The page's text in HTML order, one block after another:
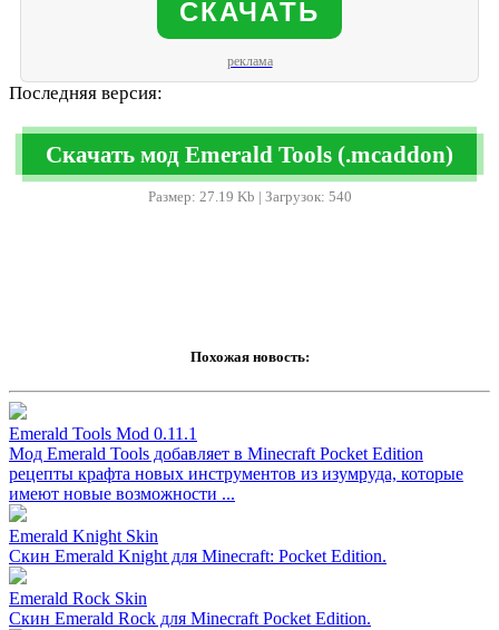
СКАЧАТЬ
реклама
Последняя версия:
Скачать мод Emerald Tools (.mcaddon)
Размер: 27.19 Kb | Загрузок: 540
Похожая новость:
Emerald Tools Mod 0.11.1
Мод Emerald Tools добавляет в Minecraft Pocket Edition
рецепты крафта новых инструментов из изумруда, которые
имеют новые возможности ...
Emerald Knight Skin
Скин Emerald Knight для Minecraft: Pocket Edition.
Emerald Rock Skin
Скин Emerald Rock для Minecraft Pocket Edition.